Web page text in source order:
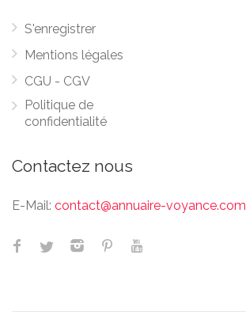
S'enregistrer
Mentions légales
CGU - CGV
Politique de
confidentialité
Contactez nous
E-Mail: contact@annuaire-voyance.com